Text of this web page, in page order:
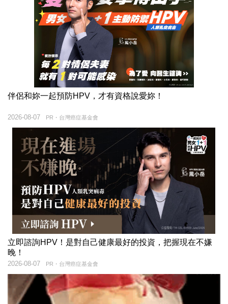
伴侶和妳一起預防HPV，才有資格說愛妳！
PR・台灣癌症基金會
2026-08-07
立即諮詢HPV！是對自己健康最好的投資，把握現在不嫌
晚！
PR・台灣癌症基金會
2026-08-07